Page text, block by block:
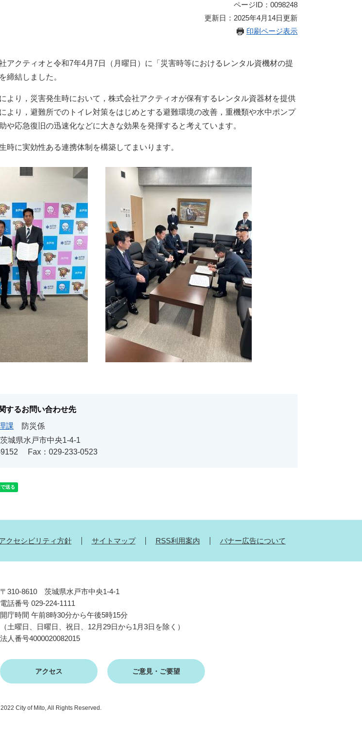
ページID：0098248
更新日：2025年4月14日更新
印刷ページ表示
アクティオと令和7年4月7日（月曜日）に「災害時等におけるレンタル資機材の提
締結しました。
より，災害発生時において，株式会社アクティオが保有するレンタル資器材を提供
より，避難所でのトイレ対策をはじめとする避難環境の改善，重機類や水中ポンプ
や応急復旧の迅速化などに大きな効果を発揮すると考えています。
時に実効性ある連携体制を構築してまいります。
するお問い合わせ先
課
防災係
茨城県水戸市中央1-4-1
Fax：029-233-0523
クセシビリティ方針 サイトマップ RSS利用案内 バナー広告について
〒310-8610 茨城県水戸市中央1-4-1
電話番号 029-224-1111
開庁時間 午前8時30分から午後5時15分
（土曜日、日曜日、祝日、12月29日から1月3日を除く）
法人番号4000020082015
アクセス ご意見・ご要望
City of Mito, All Rights Reserved.